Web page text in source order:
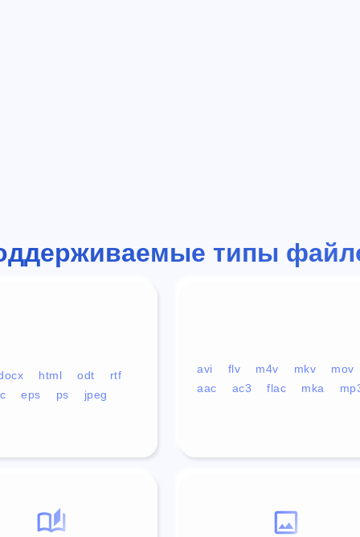
типы
html odt
rtf
eps ps jpeg
avi flv m4v mkv
mov
aac
ac3 flac mka